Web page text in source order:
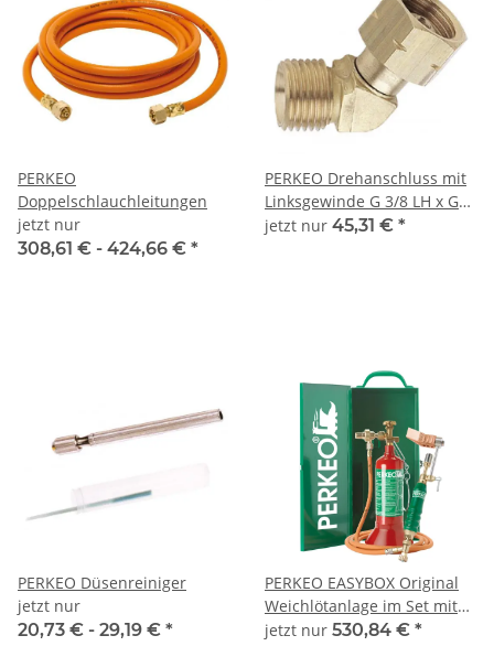
PERKEO
Doppelschlauchleitungen
jetzt nur
308,61 € - 424,66 € *
PERKEO Drehanschluss mit
Linksgewinde G 3/8 LH x G
3/8 LH - 380/v
jetzt nur 45,31 € *
PERKEO Düsenreiniger
jetzt nur
20,73 € - 29,19 € *
PERKEO EASYBOX Original
Weichlötanlage im Set mit
Transport-Stahlblechkasten
jetzt nur 530,84 € *